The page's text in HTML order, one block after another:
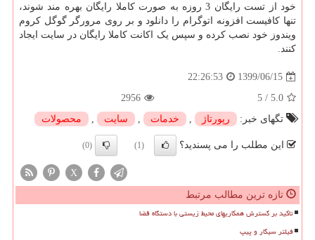
خود از تست رایگان 3 روزه به صورت کاملا رایگان بهره مند شوند،
تنها کافیست افزونه اتوگرام را دانلود و بر روی مرورگر گوگل کروم
ویندوز خود نصب کرده و سپس یک اکانت کاملا رایگان در سایت ایجاد
کنند.
1399/06/15
22:26:53
5.0
/
5
2956
تگهای خبر:
رپورتاژ , خدمات , سایت , محصولات
این مطلب را می پسندید؟ (1)
(0)
X
تازه ترین مطالب مرتبط
تاکید بر گسترش همکاریهای محیط زیستی با دستگاه قضا
فیلتر سیگار و پیپ